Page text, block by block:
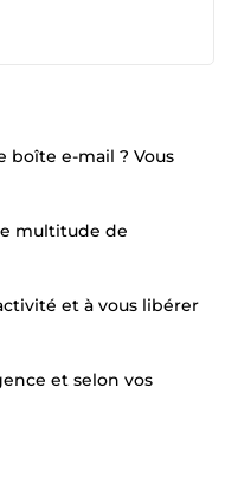
boîte e-mail ? Vous
multitude de
et à vous libérer
et selon vos